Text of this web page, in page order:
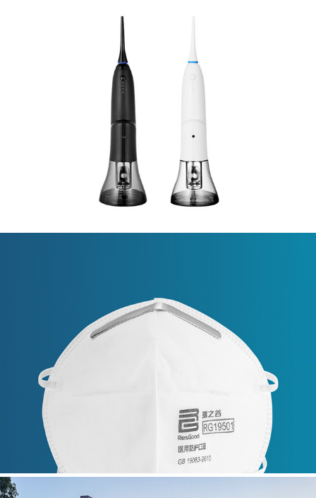
口腔护理品牌官方网站建设
EASYFORM MEDICAL